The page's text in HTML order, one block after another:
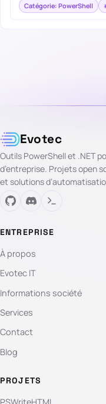
Catégorie: PowerShell
Evotec
Outils PowerShell et .NET
d’entreprise. Projets open
et solutions
ENTREPRISE
À propos
Evotec IT
Informations société
Services
Contact
Blog
PROJETS